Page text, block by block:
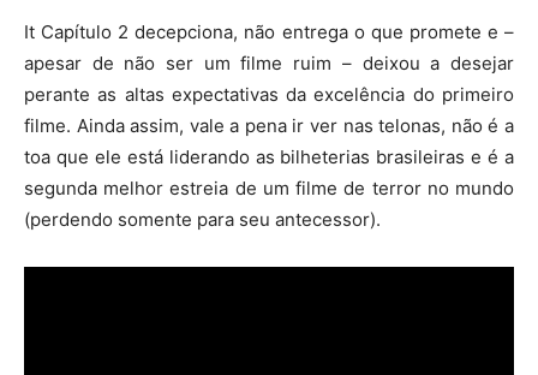
It Capítulo 2 decepciona, não entrega o que promete e –
apesar de não ser um filme ruim – deixou a desejar
perante as altas expectativas da excelência do primeiro
filme. Ainda assim, vale a pena ir ver nas telonas, não é a
toa que ele está liderando as bilheterias brasileiras e é a
segunda melhor estreia de um filme de terror no mundo
(perdendo somente para seu antecessor).